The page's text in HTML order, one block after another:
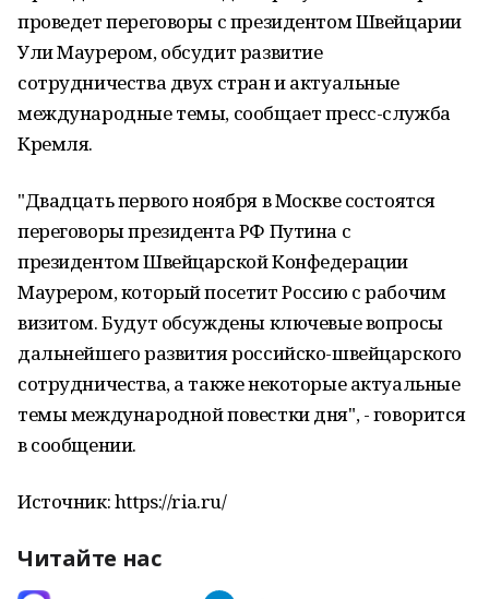
проведет переговоры с президентом Швейцарии
Ули Маурером, обсудит развитие
сотрудничества двух стран и актуальные
международные темы, сообщает пресс-служба
Кремля.
"Двадцать первого ноября в Москве состоятся
переговоры президента РФ Путина с
президентом Швейцарской Конфедерации
Маурером, который посетит Россию с рабочим
визитом. Будут обсуждены ключевые вопросы
дальнейшего развития российско-швейцарского
сотрудничества, а также некоторые актуальные
темы международной повестки дня", - говорится
в сообщении.
Источник: https://ria.ru/
Читайте нас